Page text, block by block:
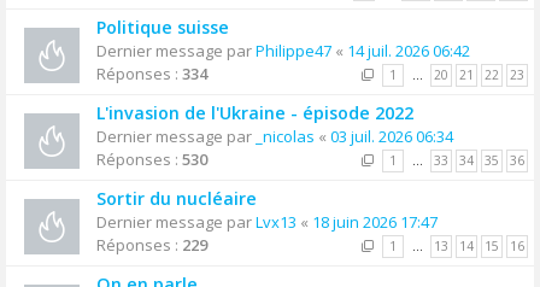
Politique suisse
Dernier message parPhilippe47 « 14 juil. 2026 06:42
Réponses : 334 1 … 20 21 22 23
L'invasion de l'Ukraine - épisode 2022
Dernier message par _nicolas « 03 juil. 2026 06:34
Réponses : 530 1 … 33 34 35 36
Sortir du nucléaire
Dernier message parLvx13 « 18 juin 2026 17:47
Réponses : 229 1 … 13 14 15 16